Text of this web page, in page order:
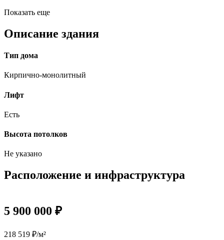
Показать еще
Описание здания
Тип дома
Кирпично-монолитный
Лифт
Есть
Высота потолков
Не указано
Расположение и инфраструктура
5 900 000 ₽
218 519 ₽/м²